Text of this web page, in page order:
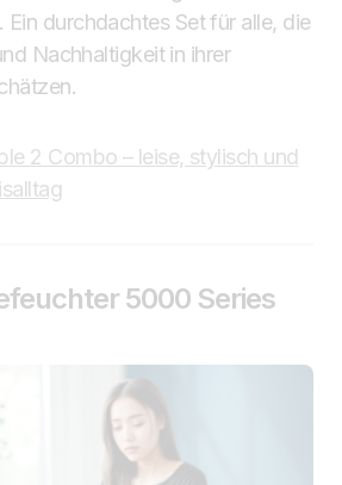
Ein durchdachtes Set für alle, die
Nachhaltigkeit in ihrer
2 Combo – leise, stylisch und
5000 Series